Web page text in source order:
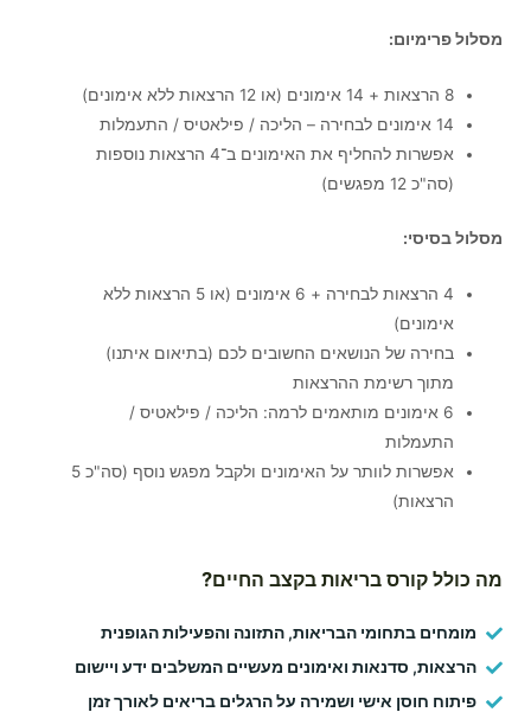
מסלול פרימיום:
8 הרצאות + 14 אימונים (או 12 הרצאות ללא אימונים)
14 אימונים לבחירה – הליכה / פילאטיס / התעמלות
אפשרות להחליף את האימונים ב־4 הרצאות נוספות
(סה"כ 12 מפגשים)
מסלול בסיסי:
4 הרצאות לבחירה + 6 אימונים (או 5 הרצאות ללא
אימונים)
בחירה של הנושאים החשובים לכם (בתיאום איתנו)
מתוך רשימת ההרצאות
6 אימונים מותאמים לרמה: הליכה / פילאטיס /
התעמלות
אפשרות לוותר על האימונים ולקבל מפגש נוסף (סה"כ 5
הרצאות)
מה כולל קורס בריאות בקצב החיים?
מומחים בתחומי הבריאות, התזונה והפעילות הגופנית
הרצאות, סדנאות ואימונים מעשיים המשלבים ידע ויישום
פיתוח חוסן אישי ושמירה על הרגלים בריאים לאורך זמן